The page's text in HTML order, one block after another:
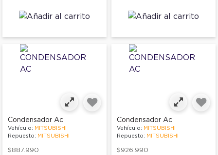
Condensador Ac
Vehículo: MITSUBISHI
Repuesto: MITSUBISHI
$887.990
Condensador Ac
Vehículo: MITSUBISHI
Repuesto: MITSUBISHI
$926.990